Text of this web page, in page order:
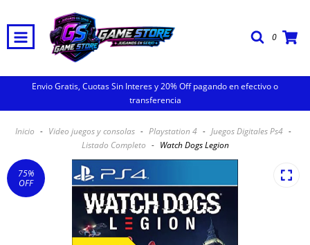
0
Envio Gratis, Cuotas Sin Interes y 20% Off pagando en efectivo o
transferencia
Inicio - Video juegos y consolas - Playstation 4 - Juegos Digitales Ps4 -
Listado Completo - Watch Dogs Legion
75%
OFF